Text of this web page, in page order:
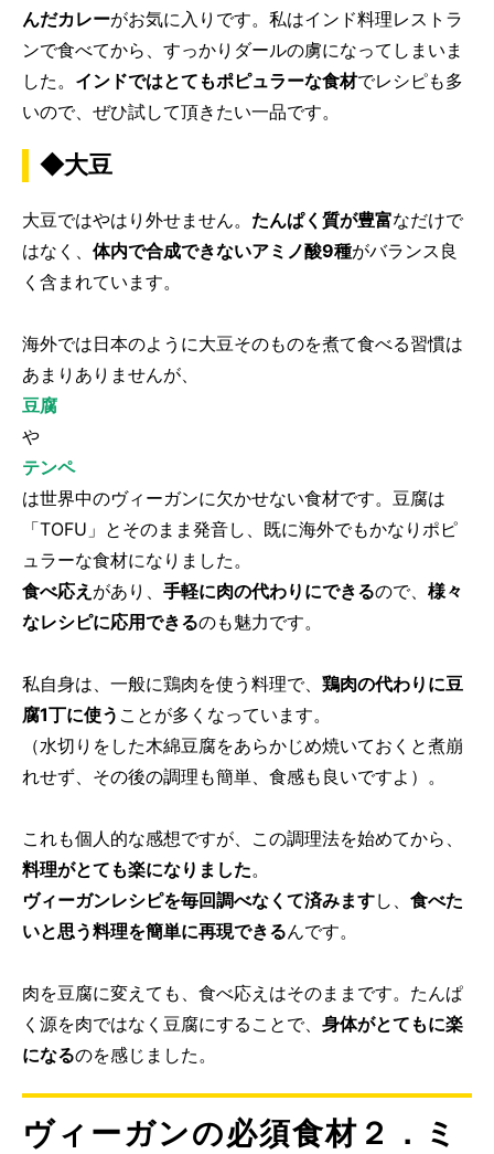
んだカレーがお気に入りです。私はインド料理レストラ
ンで食べてから、すっかりダールの虜になってしまいま
した。 インドではとてもポピュラーな食材でレシピも多
いので、ぜひ試して頂きたい一品です。
◆大豆
大豆ではやはり外せません。 たんぱく質が豊富なだけで
はなく、 体内で合成できないアミノ酸9種がバランス良
く含まれています。
海外では日本のように大豆そのものを煮て食べる習慣は
あまりありませんが、
豆腐
や
テンペ
は世界中のヴィーガンに欠かせない食材です。豆腐は
「TOFU」とそのまま発音し、既に海外でもかなりポピ
ュラーな食材になりました。
食べ応え があり、 手軽に肉の代わりにできるので、 様々
なレシピに応用できるのも魅力です。
私自身は、一般に鶏肉を使う料理で、 鶏肉の代わりに豆
腐1丁に使う ことが多くなっています。
（水切りをした木綿豆腐をあらかじめ焼いておくと煮崩
れせず、その後の調理も簡単、食感も良いですよ）。
これも個人的な感想ですが、この調理法を始めてから、
料理がとても楽になりました。
ヴィーガンレシピを毎回調べなくて済みますし、 食べた
いと思う料理を簡単に再現できるんです。
肉を豆腐に変えても、食べ応えはそのままです。たんぱ
く源を肉ではなく豆腐にすることで、 身体がとてもに楽
になるのを感じました。
ヴィーガンの必須食材２．ミ